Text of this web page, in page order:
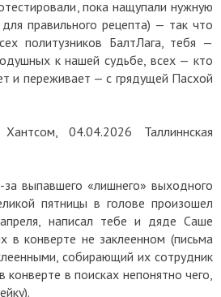
пока нащупали нужную
правильного рецепта) — так что
политузников БалтЛага, тебя —
к нашей судьбе, всех — кто
и переживает — с грядущей Пасхой
04.04.2026 Таллиннская
за выпавшего «лишнего» выходного
пятницы в голове произошел
написал тебе и дяде Саше
в конверте не заклеенном (письма
собирающий их сотрудник
конверте в поисках непонятно чего,